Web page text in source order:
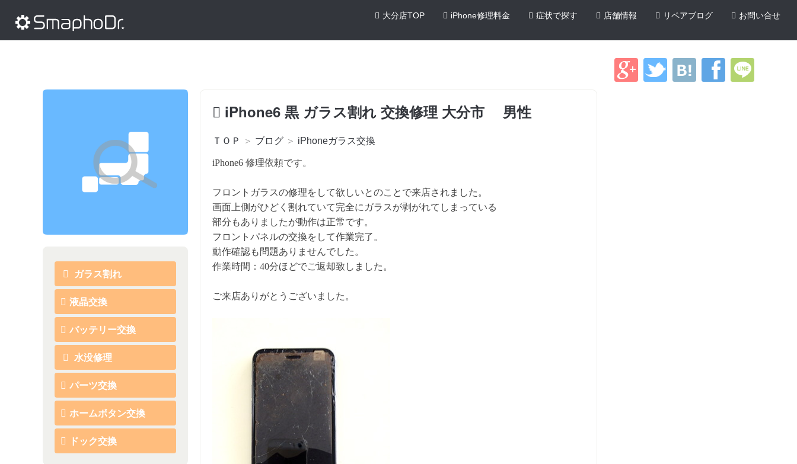
大分店TOP iPhone修理料金 症状で探す 店舗情報 リペアブログ お問い合せ
ガラス割れ
液晶交換
バッテリー交換
水没修理
パーツ交換
ホームボタン交換
ドック交換
iPhone6 黒 ガラス割れ 交換修理 大分市 男性
ＴＯＰ ＞ ブログ ＞ iPhoneガラス交換
iPhone6 修理依頼です。
フロントガラスの修理をして欲しいとのことで来店されました。
画面上側がひどく割れていて完全にガラスが剥がれてしまっている
部分もありましたが動作は正常です。
フロントパネルの交換をして作業完了。
動作確認も問題ありませんでした。
作業時間：40分ほどでご返却致しました。
ご来店ありがとうございました。